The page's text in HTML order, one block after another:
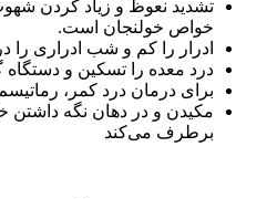
تشدید نعوظ و زیاد کردن
خواص خولنجان است.
ادرار را کم و شب ادراری را
درد معده را تسکین و
برای درمان درد کمر،
مکیدن و در دهان نگه داشتن
برطرف میکند